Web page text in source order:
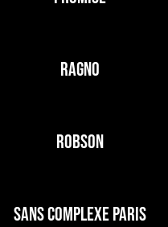
RAGNO
ROBSON
SANS COMPLEXE PARIS